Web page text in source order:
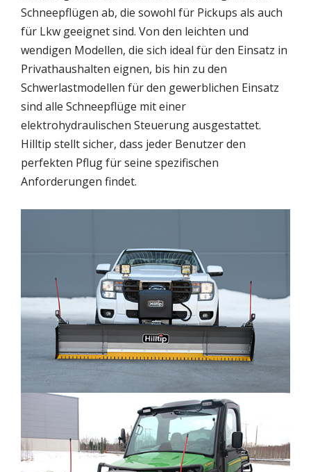
Schneepflügen ab, die sowohl für Pickups als auch
für Lkw geeignet sind. Von den leichten und
wendigen Modellen, die sich ideal für den Einsatz in
Privathaushalten eignen, bis hin zu den
Schwerlastmodellen für den gewerblichen Einsatz
sind alle Schneepflüge mit einer
elektrohydraulischen Steuerung ausgestattet.
Hilltip stellt sicher, dass jeder Benutzer den
perfekten Pflug für seine spezifischen
Anforderungen findet.